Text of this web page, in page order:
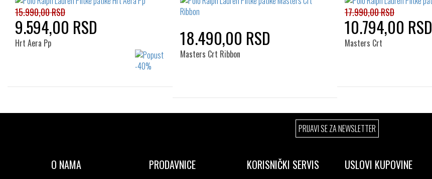
45
46
15.990,00 RSD
9.594,00 RSD
Hrt Aera Pp
45
18.490,00 RSD
Masters Crt Ribbon
17.990,00 RSD
10.794,00 RSD
Masters Crt
PRIJAVI SE ZA NEWSLETTER
O NAMA PRODAVNICE KORISNIČKI SERVIS USLOVI KUPOVINE